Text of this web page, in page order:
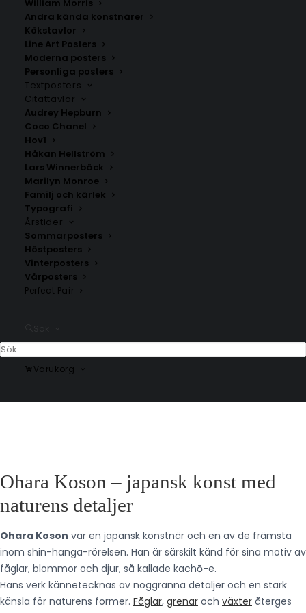
William Morris
Andra kända konstnärer
Kökstavlor
Line Art Posters
Moderna posters
Personliga posters
Textposters
Citattavlor
Audrey Hepburn
Coco Chanel
Hov1
Håkan Hellström
Lars Winnerbäck
Marilyn Monroe
Familj och kärlek
Typografi
Årstider
Sommarposters
Höstposters
Vinterposters
Vårposters
Perfect Pair
Varukorg
Ohara Koson
Fr.99.00 kr
Moon by Ohara Koson
Fr.
branch by Ohara Koson
Ohara Koson – japansk konst med
naturens detaljer
Ohara Koson var en japansk konstnär och en av de främsta
inom shin-hanga-rörelsen. Han är särskilt känd för sina motiv av
fåglar, blommor och djur, så kallade kachō-e.
Hans verk kännetecknas av noggranna detaljer och en stark
känsla för naturens former. Fåglar, grenar och växter återges